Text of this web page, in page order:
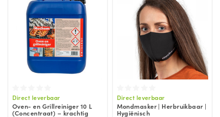
Direct leverbaar
Oven- en Grillreiniger 10 L
(Concentraat) – krachtig
Direct leverbaar
Mondmasker | Herbruikbaar |
Hygiënisch